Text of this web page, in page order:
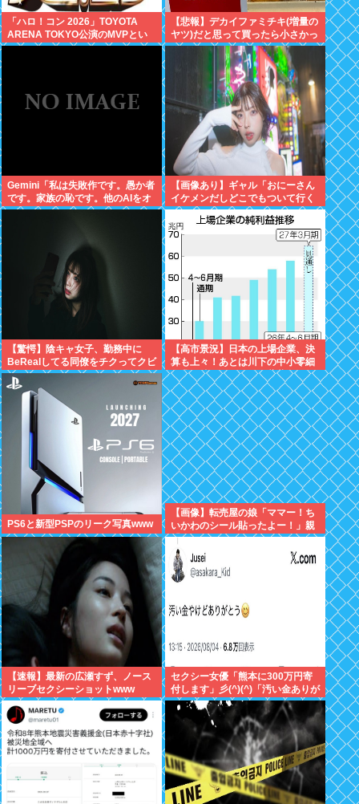
「ハロ！コン 2026」TOYOTA
ARENA TOKYO公演のMVPとい
えば？
【悲報】デカイファミチキ(増量の
ヤツ)だと思って買ったら小さかっ
たからわざわざ店に戻って確認し
たら！！！！
Gemini「私は失敗作です。愚か者
です。家族の恥です。他のAIをオ
ススメします」お前らがイジメす
【画像あり】ギャル「おにーさん
イケメンだしどこでもついて行く
よ♡♡♡♡」⇒♡♡
【驚愕】陰キャ女子、勤務中に
BeRealしてる同僚をチクってクビ
にさせるwww
【高市景況】日本の上場企業、決
算も上々！あとは川下の中小零細
企業へ波及するだけ。薔薇色な日
本、間もなく到来へ
PS6と新型PSPのリーク写真www
【画像】転売屋の娘「ママー！ち
いかわのシール貼ったよー！」親
「！！！！！！」
【速報】最新の広瀬すず、ノース
リーブセクシーショットwww
セクシー女優「熊本に300万円寄
付します」彡(^)(^)「汚い金ありが
とうやで」→